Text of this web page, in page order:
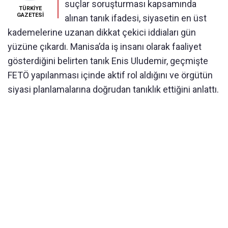
TÜRKİYE
GAZETESİ
suçlar soruşturması kapsamında
alınan tanık ifadesi, siyasetin en üst
kademelerine uzanan dikkat çekici iddiaları gün
yüzüne çıkardı. Manisa’da iş insanı olarak faaliyet
gösterdiğini belirten tanık Enis Uludemir, geçmişte
FETÖ yapılanması içinde aktif rol aldığını ve örgütün
siyasi planlamalarına doğrudan tanıklık ettiğini anlattı.